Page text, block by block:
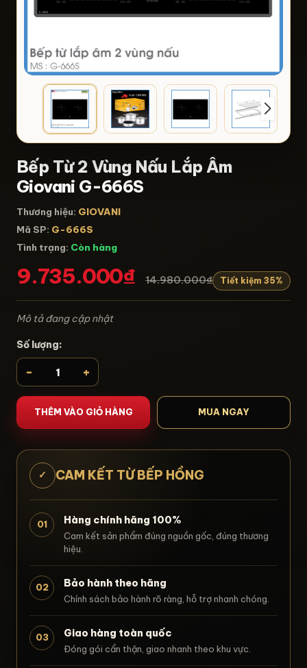
Bếp Từ 2 Vùng Nấu Lắp Âm
Giovani G-666S
Thương hiệu: GIOVANI
Mã SP: G-666S
Tình trạng: Còn hàng
9.735.000₫ 14.980.000₫ Tiết kiệm 35%
Mô tả đang cập nhật
Số lượng:
- +
THÊM VÀO GIỎ HÀNG MUA NGAY
✓ CAM KẾT TỪ BẾP HỒNG
01 Hàng chính hãng 100%
Cam kết sản phẩm đúng nguồn gốc, đúng thương
hiệu.
02 Bảo hành theo hãng
Chính sách bảo hành rõ ràng, hỗ trợ nhanh chóng.
03 Giao hàng toàn quốc
Đóng gói cẩn thận, giao nhanh theo khu vực.